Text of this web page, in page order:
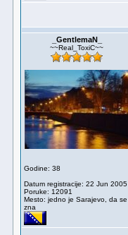
_GentlemaN_
~~Real_ToxiC~~
Godine: 38
Datum registracije: 22 Jun 2005
Poruke: 12091
Mesto: jedno je Sarajevo, da se
zna